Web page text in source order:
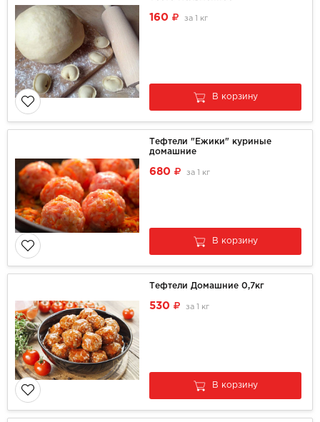
160 за 1 кг
В корзину
Тефтели "Ежики" куриные
домашние
680 за 1 кг
В корзину
Тефтели Домашние 0,7кг
530 за 1 кг
В корзину